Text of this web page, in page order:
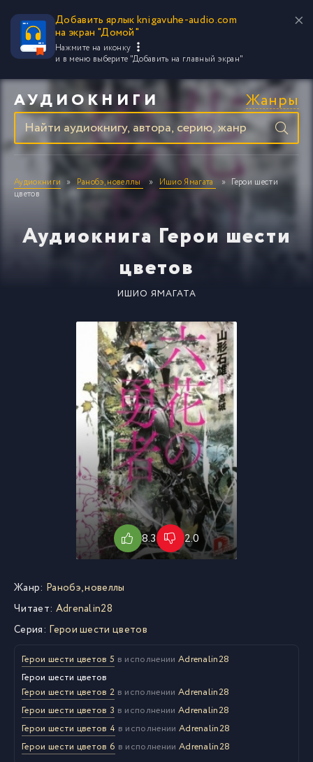
Добавить ярлык knigavuhe-audio.com
на экран "Домой"
Нажмите на иконку
и в меню выберите "Добавить на главный экран"
АУДИОКНИГИ Жанры
Аудиокниги Ранобэ, новеллы Ишио Ямагата
Герои шести
цветов
Аудиокнига Герои шести
цветов
ИШИО ЯМАГАТА
8.3 2.0
Жанр: Ранобэ, новеллы
Читает: Adrenalin28
Серия: Герои шести цветов
Герои шести цветов 5 в исполнении Adrenalin28
Герои шести цветов
Герои шести цветов 2 в исполнении Adrenalin28
Герои шести цветов 3 в исполнении Adrenalin28
Герои шести цветов 4 в исполнении Adrenalin28
Герои шести цветов 6 в исполнении Adrenalin28